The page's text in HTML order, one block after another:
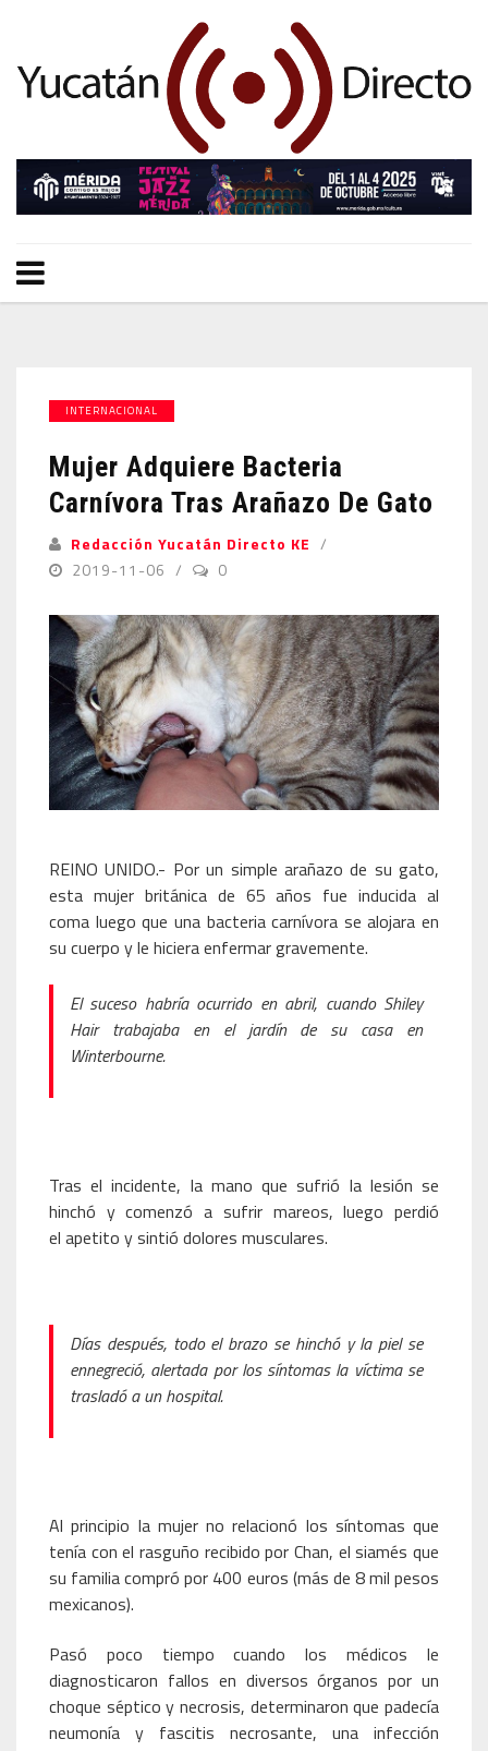
INTERNACIONAL
Mujer Adquiere Bacteria
Carnívora Tras Arañazo De Gato
Redacción Yucatán Directo KE
2019-11-06
0
REINO UNIDO.- Por un simple arañazo de su gato,
esta mujer británica de 65 años fue inducida al
coma luego que una bacteria carnívora se alojara en
su cuerpo y le hiciera enfermar gravemente.
El suceso habría ocurrido en abril, cuando Shiley
Hair trabajaba en el jardín de su casa en
Winterbourne.
Tras el incidente, la mano que sufrió la lesión se
hinchó y comenzó a sufrir mareos, luego perdió
el apetito y sintió dolores musculares.
Días después, todo el brazo se hinchó y la piel se
ennegreció, alertada por los síntomas la víctima se
trasladó a un hospital.
Al principio la mujer no relacionó los síntomas que
tenía con el rasguño recibido por Chan, el siamés que
su familia compró por 400 euros (más de 8 mil pesos
mexicanos).
Pasó poco tiempo cuando los médicos le
diagnosticaron fallos en diversos órganos por un
choque séptico y necrosis, determinaron que padecía
neumonía y fascitis necrosante, una infección